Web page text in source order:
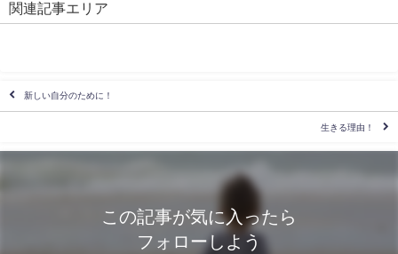
関連記事エリア
新しい自分のために！
生きる理由！
この記事が気に入ったら
フォローしよう